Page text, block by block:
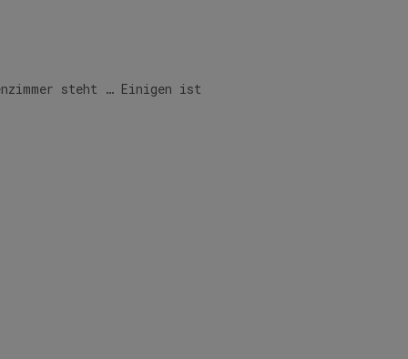
steht … Einigen ist